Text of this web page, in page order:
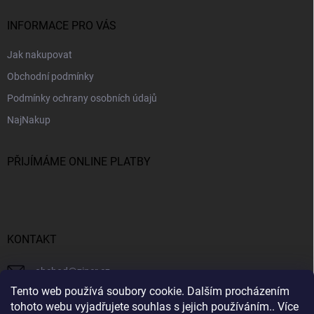
Tento web používá soubory cookie. Dalším procházením
tohoto webu vyjadřujete souhlas s jejich používáním.. Více
INFORMACE PRO VÁS
Jak nakupovat
Obchodní podmínky
Podmínky ochrany osobních údajů
NajNakup
PŘIJÍMÁME ONLINE PLATBY
KONTAKT
obchod@ziner.cz
728 355 665